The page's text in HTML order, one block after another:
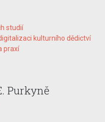
studií
kulturního dědictví
praxí
Purkyně